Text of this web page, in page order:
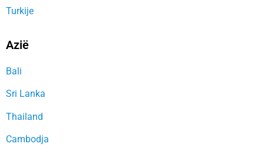
Turkije
Azië
Bali
Sri Lanka
Thailand
Cambodja